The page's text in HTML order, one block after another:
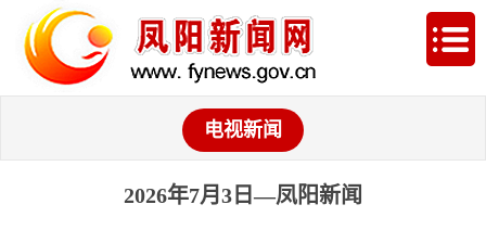
电视新闻
2026年7月3日—凤阳新闻